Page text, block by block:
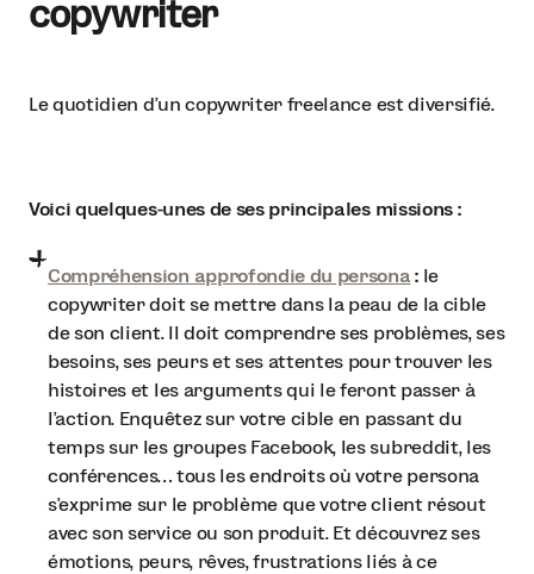
copywriter
Le quotidien d’un copywriter freelance est diversifié.
Voici quelques-unes de ses principales missions :
Compréhension approfondie du persona :le
copywriter doit se mettre dans la peau de la cible
de son client. Il doit comprendre ses problèmes, ses
besoins, ses peurs et ses attentes pour trouver les
histoires et les arguments qui le feront passer à
l’action. Enquêtez sur votre cible en passant du
temps sur les groupes Facebook, les subreddit, les
conférences… tous les endroits où votre persona
s’exprime sur le problème que votre client résout
avec son service ou son produit. Et découvrez ses
émotions, peurs, rêves, frustrations liés à ce